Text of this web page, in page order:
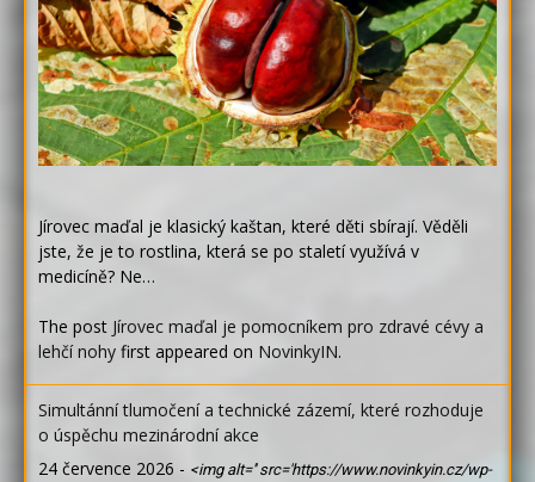
Jírovec maďal je klasický kaštan, které děti sbírají. Věděli
jste, že je to rostlina, která se po staletí využívá v
medicíně? Ne…
The post Jírovec maďal je pomocníkem pro zdravé cévy a
lehčí nohy first appeared on NovinkyIN.
Simultánní tlumočení a technické zázemí, které rozhoduje
o úspěchu mezinárodní akce
24 července 2026 - <img alt='' src='https://www.novinkyin.cz/wp-